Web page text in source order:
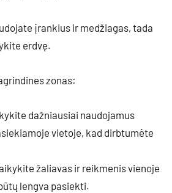
įrankius ir medžiagas, tada
erdvę.
zonas:
dažniausiai naudojamus
vietoje, kad dirbtumėte
žaliavas ir reikmenis vienoje
lengva pasiekti.